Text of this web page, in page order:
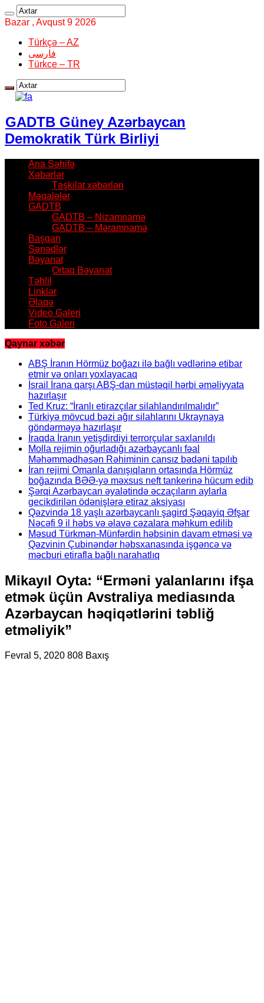
Bazar , Avqust 9 2026
Türkçə – AZ
فارسی
Türkce – TR
GADTB Güney Azərbaycan
Demokratik Türk Birliyi
Ana Səhifə
Xəbərlər
Təşkilat xəbərləri
Məqalələr
GADTB
GADTB – Nizamnamə
GADTB – Məramnamə
Başqan
Sənədlər
Bəyanat
Ortaq Bəyanat
Təhlil
Linklər
Əlaqə
Video Galeri
Foto Galeri
Qaynar xəbər
ABŞ İranın Hörmüz boğazı ilə bağlı vədlərinə etibar
etmir və onları yoxlayacaq
İsrail İrana qarşı ABŞ-dan müstəqil hərbi əməliyyata
hazırlaşır
Ted Kruz: “İranlı etirazçılar silahlandırılmalıdır”
Türkiyə mövcud bəzi ağır silahlarını Ukraynaya
göndərməyə hazırlaşır
İraqda İranın yetişdirdiyi terrorçular saxlanıldı
Molla rejimin oğurladığı azərbaycanlı fəal
Məhəmmədhəsən Rəhiminin cansız bədəni tapılıb
İran rejimi Omanla danışıqların ortasında Hörmüz
boğazında BƏƏ-yə məxsus neft tankerinə hücum edib
Şərqi Azərbaycan əyalətində əczaçıların aylarla
gecikdirilən ödənişlərə etiraz aksiyası
Qəzvində 18 yaşlı azərbaycanlı şagird Şəqayiq Əfşar
Nəcəfi 9 il həbs və əlavə cəzalara məhkum edilib
Məsud Türkmən-Münfərdin həbsinin davam etməsi və
Qəzvinin Çubinəndər həbsxanasında işgəncə və
məcburi etirafla bağlı narahatlıq
Mikayıl Oyta: “Erməni yalanlarını ifşa
etmək üçün Avstraliya mediasında
Azərbaycan həqiqətlərini təbliğ
etməliyik”
Fevral 5, 2020 808 Baxış